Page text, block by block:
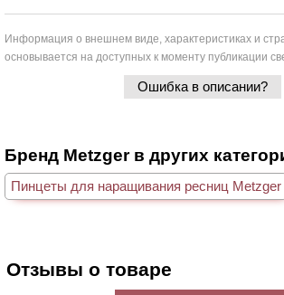
Информация о внешнем виде, характеристиках и
основывается на доступных к моменту публикации
Ошибка в описании?
Бренд Metzger в других
Пинцеты для наращивания ресниц Metzger
Отзывы о товаре